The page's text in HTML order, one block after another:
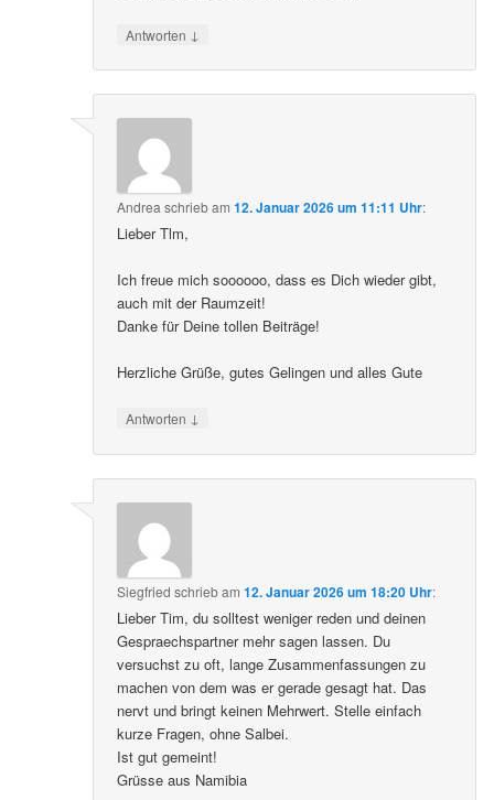
Antworten ↓
Andrea schriebam12. Januar 2026 um 11:11 Uhr:
Lieber Tlm,
Ich freue mich soooooo, dass es Dich wieder gibt,
auch mit der Raumzeit!
Danke für Deine tollen Beiträge!
Herzliche Grüße, gutes Gelingen und alles Gute
Antworten ↓
Siegfried schriebam12. Januar 2026 um 18:20 Uhr:
Lieber Tim, du solltest weniger reden und deinen
Gespraechspartner mehr sagen lassen. Du
versuchst zu oft, lange Zusammenfassungen zu
machen von dem was er gerade gesagt hat. Das
nervt und bringt keinen Mehrwert. Stelle einfach
kurze Fragen, ohne Salbei.
Ist gut gemeint!
Grüsse aus Namibia